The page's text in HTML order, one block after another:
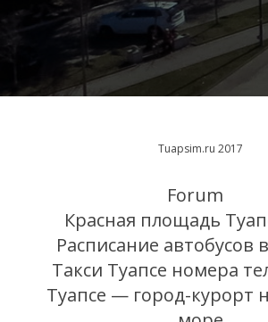
Tuapsim.ru 2017
Forum
Красная площадь
Расписание автобусов
Такси Туапсе номера
Туапсе — город-курорт